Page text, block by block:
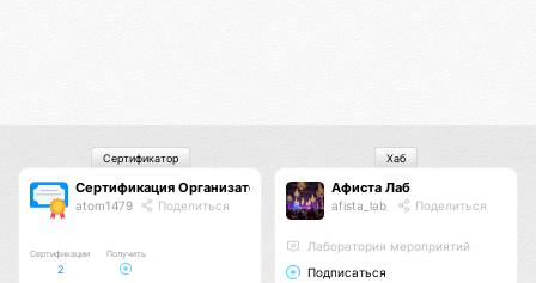
Сертификация Организаторов
atom1479 Поделиться
Сертификации
2
Получить
Сертификатор
Афиста Лаб
afista_lab Поделиться
Лаборатория мероприятий
Подписаться
Хаб